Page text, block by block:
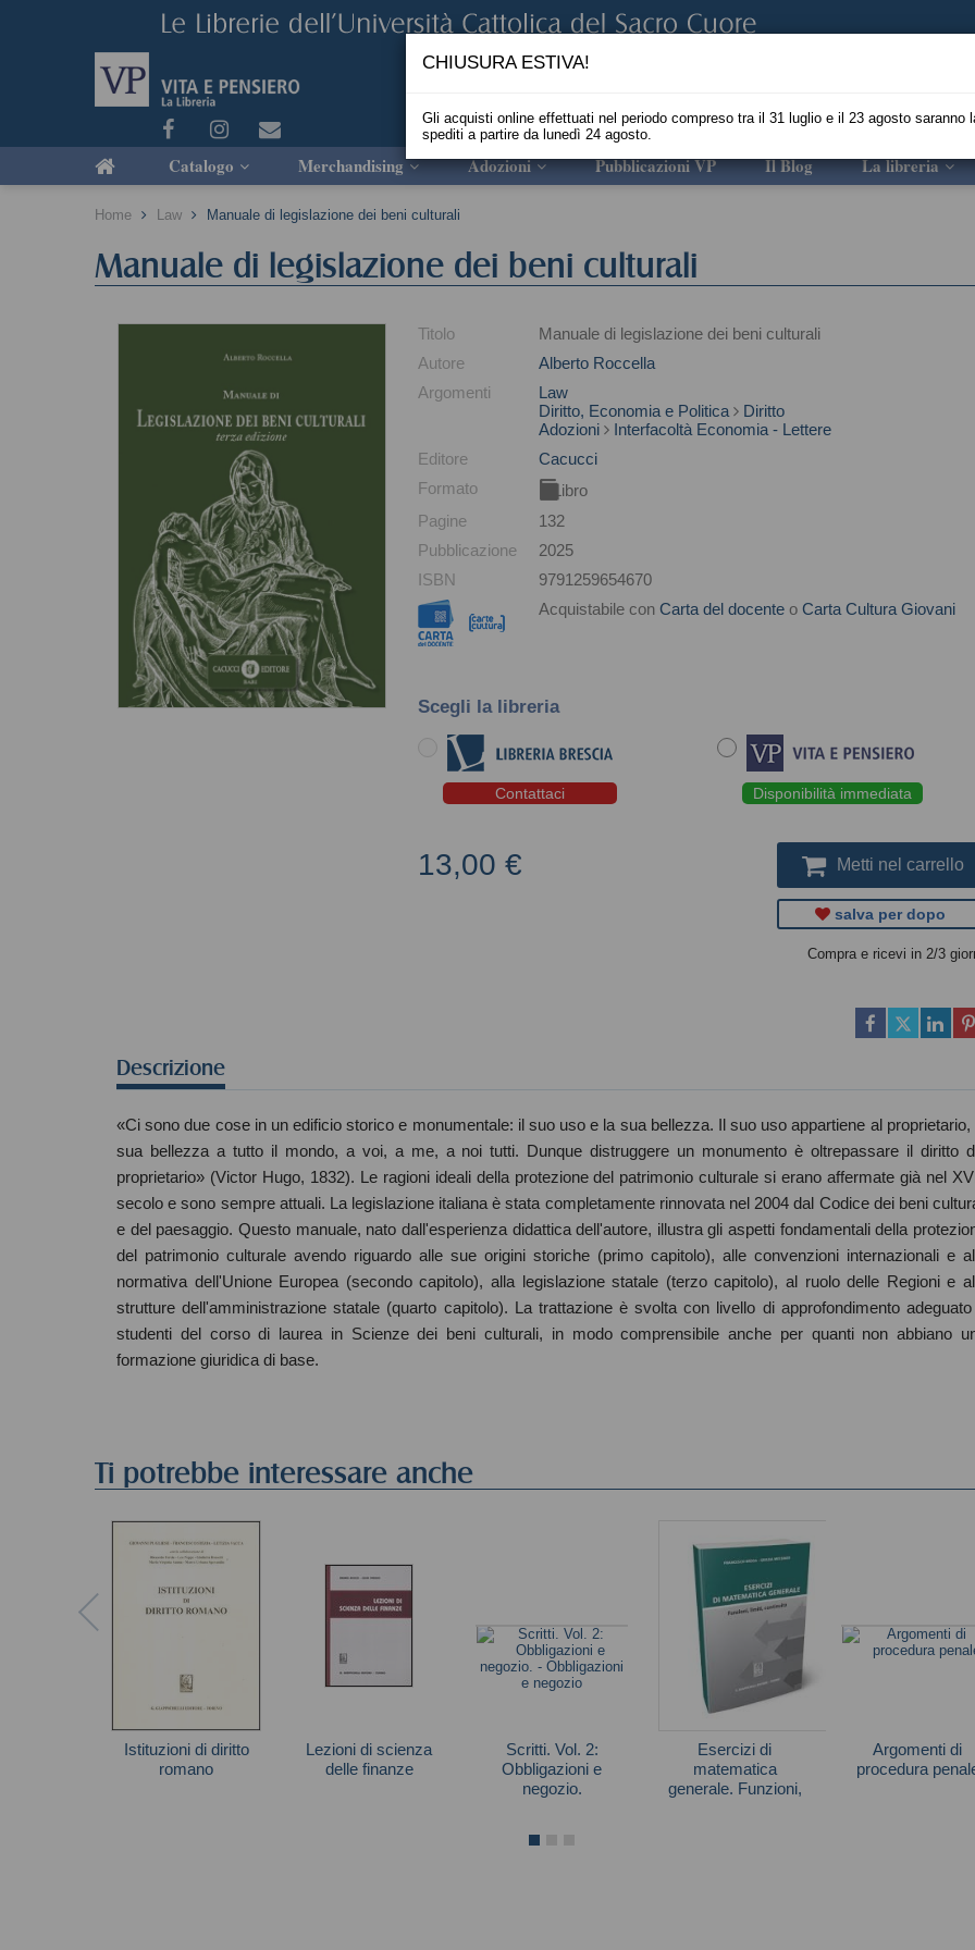
Catalogo Merchandising Adozioni Pubblicazioni VP Il Blog La libreria
Home Law Manuale di legislazione dei beni culturali
Manuale di legislazione dei beni culturali
Titolo
Manuale di legislazione dei beni culturali
Autore
Alberto Roccella
Argomenti
Law
Diritto, Economia e Politica
Diritto
Adozioni
Interfacoltà Economia - Lettere
Editore
Cacucci
Formato
Libro
Pagine
132
Pubblicazione
2025
ISBN
9791259654670
Acquistabile con Carta del docente o Carta Cultura Giovani
Scegli la libreria
Contattaci Disponibilità immediata
13,00 € Metti nel carrello
salva per dopo
Compra e ricevi in 2/3
Descrizione
«Ci sono due cose in un edificio storico e monumentale: il suo uso e la sua bellezza. Il suo uso appartiene al proprietario,
sua bellezza a tutto il mondo, a voi, a me, a noi tutti. Dunque distruggere un monumento è oltrepassare il diritto
proprietario» (Victor Hugo, 1832). Le ragioni ideali della protezione del patrimonio culturale si erano affermate già nel
secolo e sono sempre attuali. La legislazione italiana è stata completamente rinnovata nel 2004 dal Codice dei beni
e del paesaggio. Questo manuale, nato dall'esperienza didattica dell'autore, illustra gli aspetti fondamentali della
del patrimonio culturale avendo riguardo alle sue origini storiche (primo capitolo), alle convenzioni internazionali e
normativa dell'Unione Europea (secondo capitolo), alla legislazione statale (terzo capitolo), al ruolo delle Regioni e
strutture dell'amministrazione statale (quarto capitolo). La trattazione è svolta con livello di approfondimento
studenti del corso di laurea in Scienze dei beni culturali, in modo comprensibile anche per quanti non abbiano
formazione giuridica di base.
Ti potrebbe interessare anche
Istituzioni di diritto
romano
Lezioni di scienza
delle finanze
Scritti. Vol. 2:
Obbligazioni e
negozio.
Esercizi di
matematica
generale. Funzioni,
Argomenti di
procedura
CHIUSURA ESTIVA!
Gli acquisti online effettuati nel periodo compreso tra il 31 luglio e il 23 agosto saranno
spediti a partire da lunedì 24 agosto.